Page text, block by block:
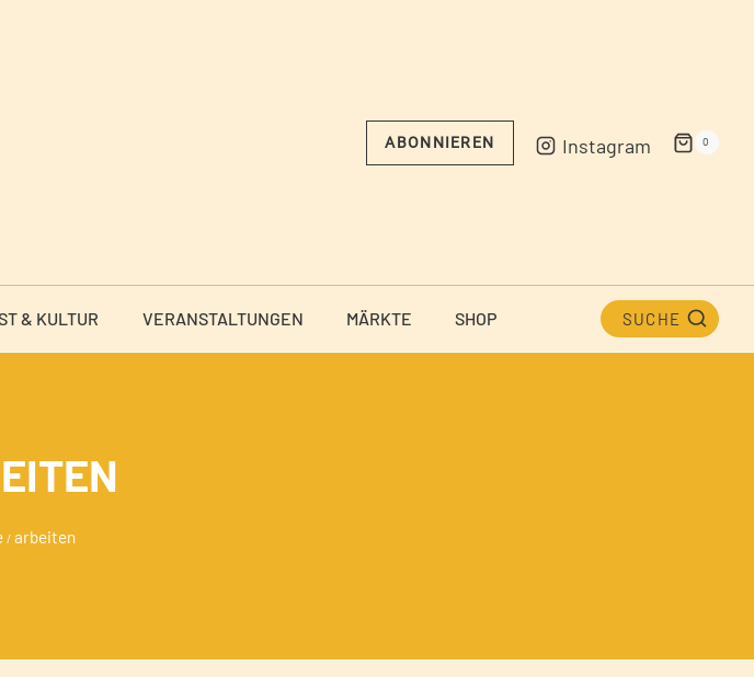
ABONNIEREN Instagram 0
& KULTUR VERANSTALTUNGEN MÄRKTE SHOP SUCHE
/ arbeiten